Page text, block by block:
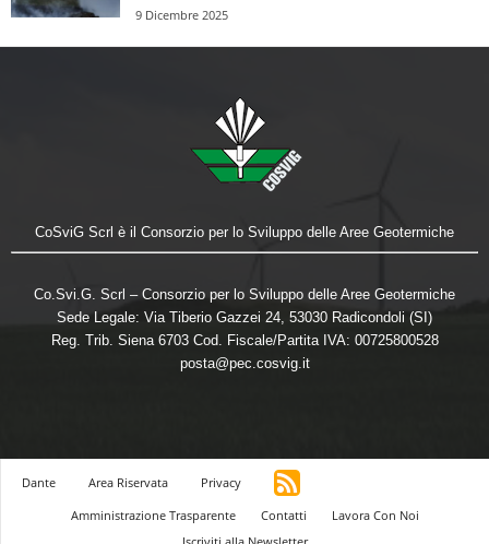
9 Dicembre 2025
CoSviG Scrl è il Consorzio per lo Sviluppo delle Aree Geotermiche
Co.Svi.G. Scrl – Consorzio per lo Sviluppo delle Aree Geotermiche
Sede Legale: Via Tiberio Gazzei 24, 53030 Radicondoli (SI)
Reg. Trib. Siena 6703 Cod. Fiscale/Partita IVA: 00725800528
posta@pec.cosvig.it
Dante Area Riservata
Privacy
Amministrazione Trasparente
Contatti
Lavora Con Noi